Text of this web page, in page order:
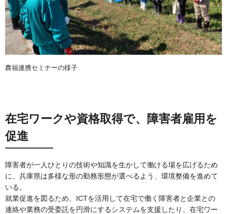
農福連携セミナーの様子
在宅ワークや資格取得で、障害者雇用を
促進
障害者が一人ひとりの技術や知識を生かして働ける場を広げるため
に、兵庫県は多様な形の勤務形態が選べるよう、環境整備を進めて
いる。
就業促進を図るため、ICTを活用して在宅で働く障害者と企業との
連絡や業務の受委託を円滑にするシステムを支援したり、在宅ワー